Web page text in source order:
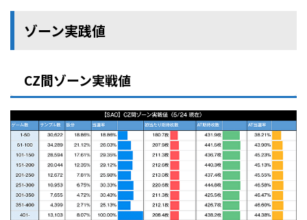
ゾーン実践値
CZ間ゾーン実戦値